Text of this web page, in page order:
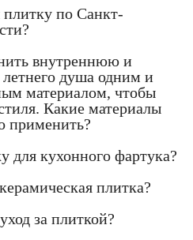
плитку по Санкт-
внутреннюю и
душа одним и
материалом, чтобы
Какие материалы
применить?
для кухонного фартука?
плитка?
за плиткой?